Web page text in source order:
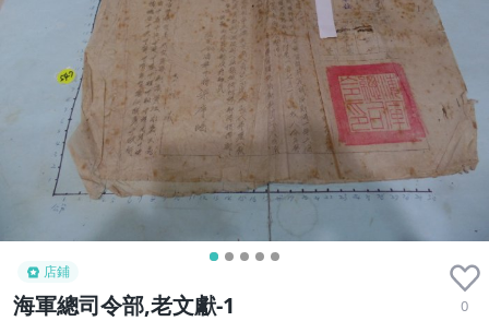
店鋪
海軍總司令部,老文獻-1 0